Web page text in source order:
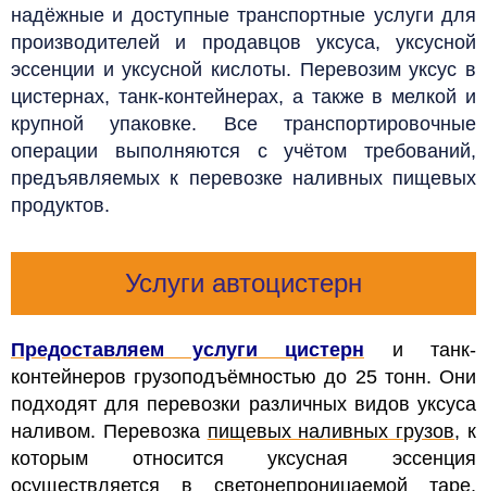
надёжные и доступные транспортные услуги для
производителей и продавцов уксуса, уксусной
эссенции и уксусной кислоты. Перевозим уксус в
цистернах, танк-контейнерах, а также в мелкой и
крупной упаковке. Все транспортировочные
операции выполняются с учётом требований,
предъявляемых к перевозке наливных пищевых
продуктов.
Услуги автоцистерн
Предоставляем услуги цистерн и танк-
контейнеров грузоподъёмностью до 25 тонн. Они
подходят для перевозки различных видов уксуса
наливом. Перевозка пищевых наливных грузов, к
которым относится уксусная эссенция
осуществляется в светонепроницаемой таре,